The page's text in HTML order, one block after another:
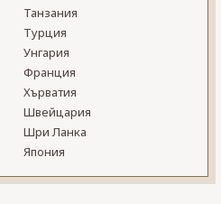
Танзания
Турция
Унгария
Франция
Хърватия
Швейцария
Шри Ланка
Япония